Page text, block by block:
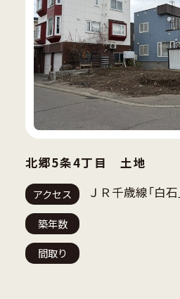
北郷5条4丁目 土地
アクセス ＪＲ千歳線「
築年数
間取り